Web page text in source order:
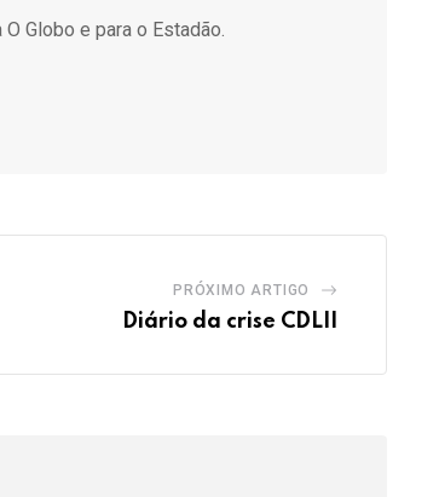
Globo e para o Estadão.
PRÓXIMO ARTIGO
Diário da crise CDLII